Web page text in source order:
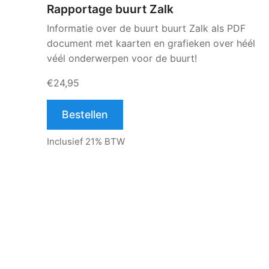
Rapportage buurt Zalk
Informatie over de buurt buurt Zalk als PDF
document met kaarten en grafieken over héél
véél onderwerpen voor de buurt!
€24,95
Bestellen
Inclusief 21% BTW